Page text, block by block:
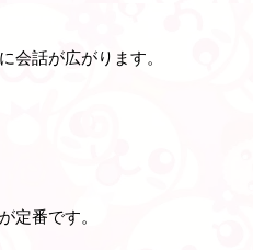
会話が広がります。
定番です。